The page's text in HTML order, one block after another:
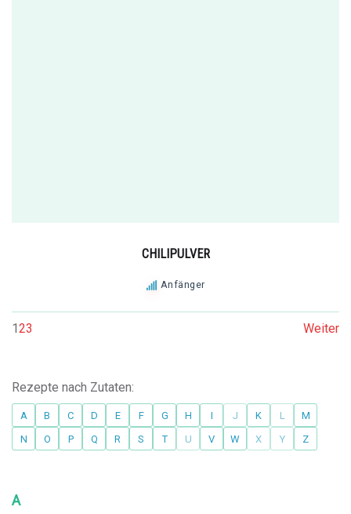
CHILIPULVER
Anfänger
123 Weiter
Rezepte nach Zutaten:
A B C D E F G H I J K L
M
N
O P Q R S T U V W X Y Z
A